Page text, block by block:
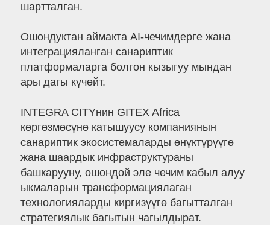
шартталган.
Ошондуктан аймакта AI-чечимдерге жана
интеграцияланган санариптик
платформаларга болгон кызыгуу мындан
ары дагы күчөйт.
INTEGRA CITYнин GITEX Africa
көргөзмөсүнө катышуусу компаниянын
санариптик экосистемаларды өнүктүрүүгө
жана шаардык инфраструктураны
башкарууну, ошондой эле чечим кабыл алуу
ыкмаларын трансформациялаган
технологияларды киргизүүгө багытталган
стратегиялык багытын чагылдырат.